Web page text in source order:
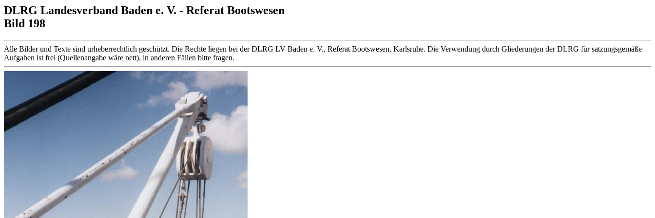
DLRG Landesverband Baden e. V. - Referat Bootswesen
Bild 198
Alle Bilder und Texte sind urheberrechtlich geschützt. Die Rechte liegen bei der DLRG LV Baden e. V., Referat Bootswesen, Karlsruhe. Die Verwendung durch Gliederungen der DLRG für satzungsgemäße
Aufgaben ist frei (Quellenangabe wäre nett), in anderen Fällen bitte fragen.